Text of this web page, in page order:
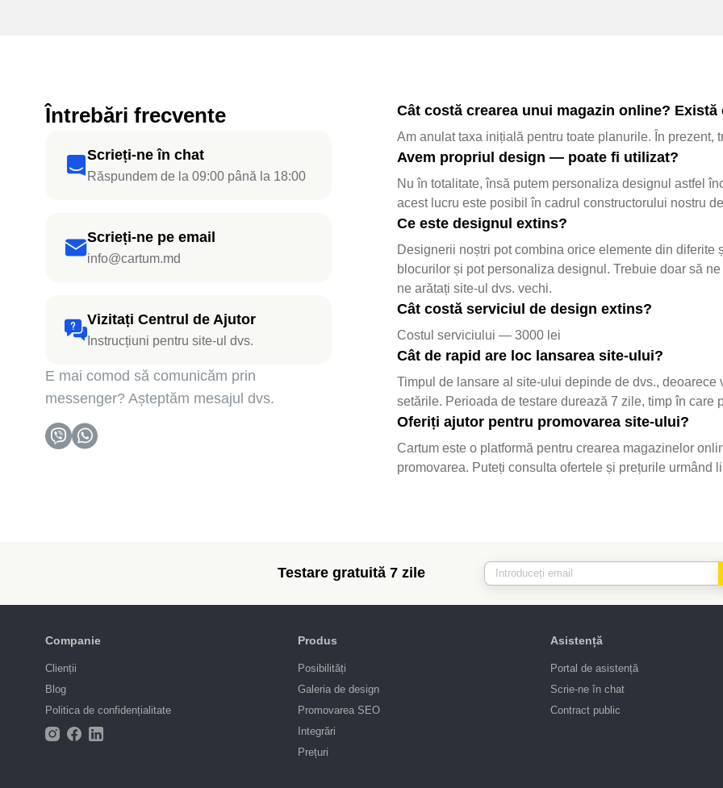
Întrebări frecvente
Scrieți-ne în chat
Răspundem de la 09:00 până la 18:00
Scrieți-ne pe email
info@cartum.md
Vizitați Centrul de Ajutor
Instrucțiuni pentru site-ul dvs.
E mai comod să comunicăm prin
messenger? Așteptăm mesajul dvs.
Cât costă crearea unui magazin online?
Am anulat taxa inițială pentru toate planurile. În prezent,
Avem propriul design — poate fi utilizat?
Nu în totalitate, însă putem personaliza designul astfel
acest lucru este posibil în cadrul constructorului nostru
Ce este designul extins?
Designerii noștri pot combina orice elemente din
blocurilor și pot personaliza designul. Trebuie doar să
ne arătați site-ul dvs. vechi.
Cât costă serviciul de design extins?
Costul serviciului — 3000 lei
Cât de rapid are loc lansarea site-ului?
Timpul de lansare al site-ului depinde de dvs.,
setările. Perioada de testare durează 7 zile, timp în care
Oferiți ajutor pentru promovarea site-ului?
Cartum este o platformă pentru crearea magazinelor
promovarea. Puteți consulta ofertele și prețurile urmând
Testare gratuită 7 zile
Companie
Clienții
Blog
Politica de confidențialitate
Produs
Posibilități
Galeria de design
Promovarea SEO
Integrări
Prețuri
Asistență
Portal de asistență
Scrie-ne în chat
Contract public